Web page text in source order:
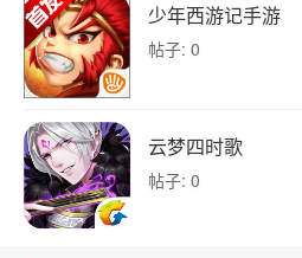
少年西游记手游
帖子: 0
云梦四时歌
帖子: 0